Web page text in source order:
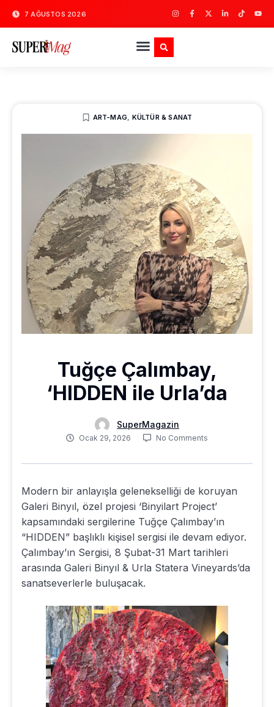
7 AĞUSTOS 2026
ART-MAG, KÜLTÜR & SANAT
Tuğçe Çalımbay,
‘HIDDEN ile Urla’da
SuperMagazin
Ocak 29, 2026 No Comments
Modern bir anlayışla gelenekselliği de koruyan
Galeri Binyıl, özel projesi ‘Binyilart Project’
kapsamındaki sergilerine Tuğçe Çalımbay’ın
“HIDDEN” başlıklı kişisel sergisi ile devam ediyor.
Çalımbay’ın Sergisi, 8 Şubat-31 Mart tarihleri
arasında Galeri Binyıl & Urla Statera Vineyards’da
sanatseverlerle buluşacak.